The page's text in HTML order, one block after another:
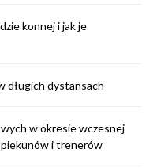
konnej i jak je
długich dystansach
w okresie wczesnej
i trenerów